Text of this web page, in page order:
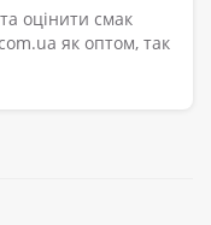
та оцінити смак
як оптом, так